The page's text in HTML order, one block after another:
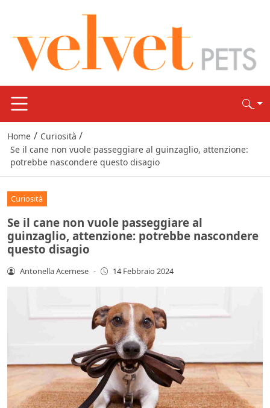
Home / Curiosità /
Se il cane non vuole passeggiare al guinzaglio, attenzione:
potrebbe nascondere questo disagio
Curiosità
Se il cane non vuole passeggiare al
guinzaglio, attenzione: potrebbe nascondere
questo disagio
Antonella Acernese - 14 Febbraio 2024